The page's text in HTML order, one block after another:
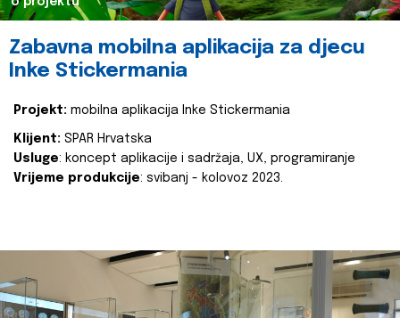
Zabavna mobilna aplikacija za djecu
Inke Stickermania
Projekt: mobilna aplikacija Inke Stickermania
Klijent: SPAR Hrvatska
Usluge: koncept aplikacije i sadržaja, UX, programiranje
Vrijeme produkcije: svibanj - kolovoz 2023.